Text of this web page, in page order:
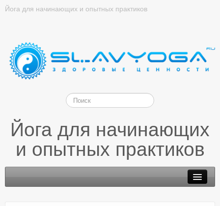
Йога для начинающих и опытных практиков
Йога для начинающих
и опытных практиков